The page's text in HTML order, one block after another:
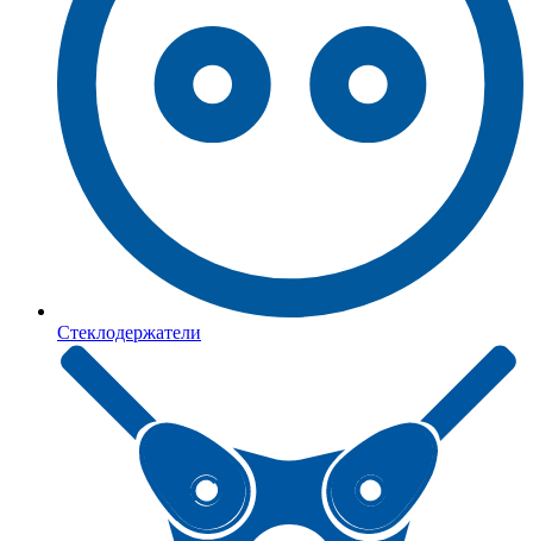
Стеклодержатели